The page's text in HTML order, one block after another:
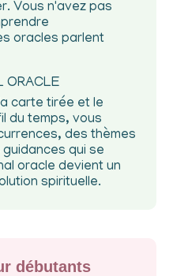
Vous n'avez pas
oracles parlent
ORACLE
carte tirée et le
du temps, vous
des thèmes
qui se
oracle devient un
spirituelle.
débutants